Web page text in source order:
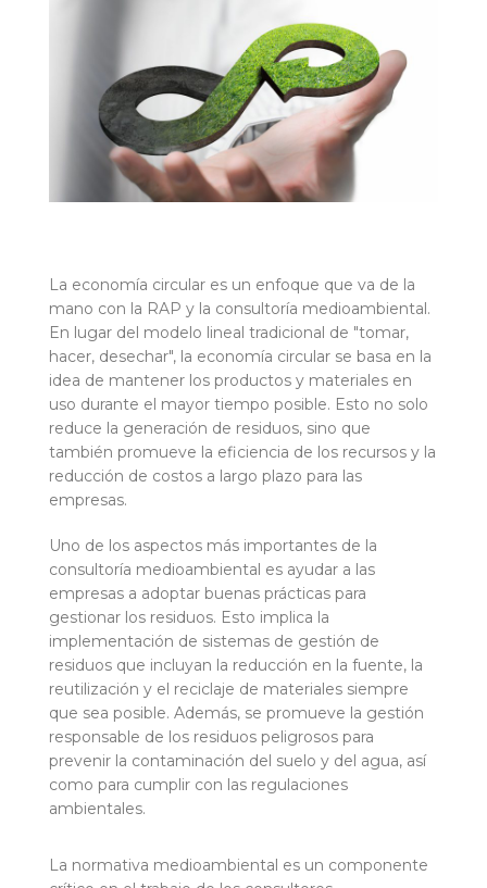
La economía circular es un enfoque que va de la
mano con la RAP y la consultoría medioambiental.
En lugar del modelo lineal tradicional de "tomar,
hacer, desechar", la economía circular se basa en la
idea de mantener los productos y materiales en
uso durante el mayor tiempo posible. Esto no solo
reduce la generación de residuos, sino que
también promueve la eficiencia de los recursos y la
reducción de costos a largo plazo para las
empresas.
Uno de los aspectos más importantes de la
consultoría medioambiental es ayudar a las
empresas a adoptar buenas prácticas para
gestionar los residuos. Esto implica la
implementación de sistemas de gestión de
residuos que incluyan la reducción en la fuente, la
reutilización y el reciclaje de materiales siempre
que sea posible. Además, se promueve la gestión
responsable de los residuos peligrosos para
prevenir la contaminación del suelo y del agua, así
como para cumplir con las regulaciones
ambientales.
La normativa medioambiental es un componente